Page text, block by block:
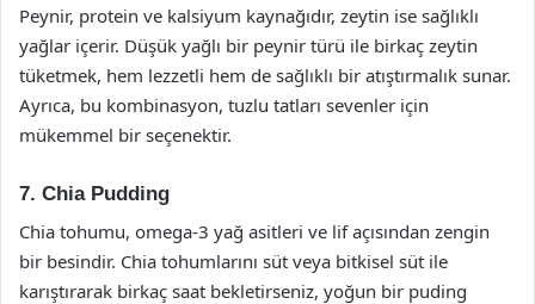
Peynir, protein ve kalsiyum kaynağıdır, zeytin ise sağlıklı
yağlar içerir. Düşük yağlı bir peynir türü ile birkaç zeytin
tüketmek, hem lezzetli hem de sağlıklı bir atıştırmalık sunar.
Ayrıca, bu kombinasyon, tuzlu tatları sevenler için
mükemmel bir seçenektir.
7. Chia Pudding
Chia tohumu, omega-3 yağ asitleri ve lif açısından zengin
bir besindir. Chia tohumlarını süt veya bitkisel süt ile
karıştırarak birkaç saat bekletirseniz, yoğun bir puding